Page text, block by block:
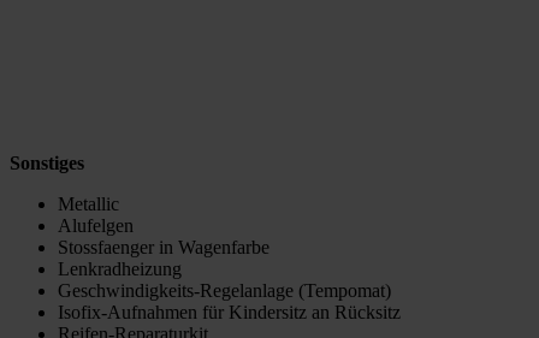
Sonstiges
Metallic
Alufelgen
Stossfaenger in Wagenfarbe
Lenkradheizung
Geschwindigkeits-Regelanlage (Tempomat)
Isofix-Aufnahmen für Kindersitz an Rücksitz